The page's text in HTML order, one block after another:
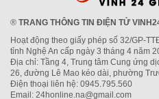
® TRANG THÔNG TIN ĐIỆN TỬ
Hoạt động theo giấy phép số 32/GP-
tỉnh Nghệ An cấp ngày 3 tháng 4 năm
Địa chỉ: Tầng 4, Trung tâm Cung ứng
26, đường Lê Mao kéo dài, phường
Điện thoại liên hệ: 0945.795.560
Email: 24honline.na@gmail.com